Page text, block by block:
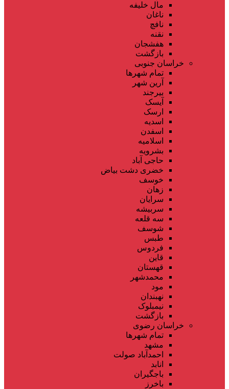
مال خلیفه
ناغان
نافچ
نقنه
هفشجان
بازگشت
خراسان جنوبی
تمام شهر‌ها
آرین شهر
بیرجند
آیسک
ارسک
اسدیه
اسفدن
اسلامیه
بشرویه
حاجی آباد
خضری دشت بیاض
خوسف
زهان
سرایان
سربیشه
سه قلعه
شوسف
طبس
فردوس
قاین
قهستان
محمدشهر
مود
نهبندان
نیمبلوک
بازگشت
خراسان رضوی
تمام شهر‌ها
مشهد
احمدآباد صولت
انابد
باجگیران
باخرز